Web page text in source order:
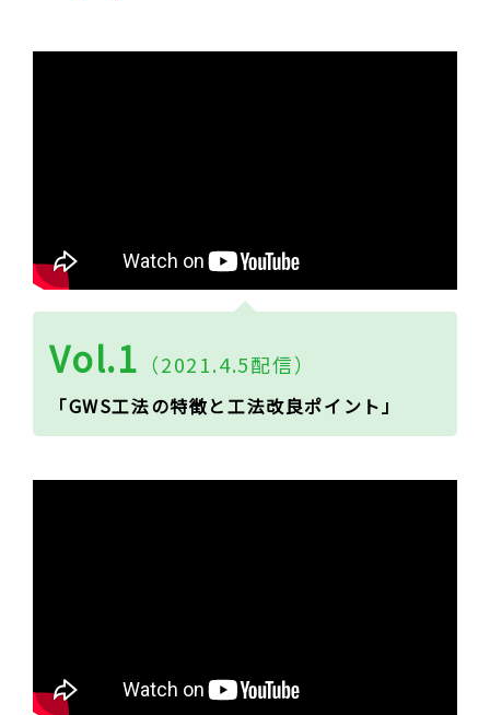
Vol.1 （2021.4.5配信）
「GWS工法の特徴と工法改良ポイント」